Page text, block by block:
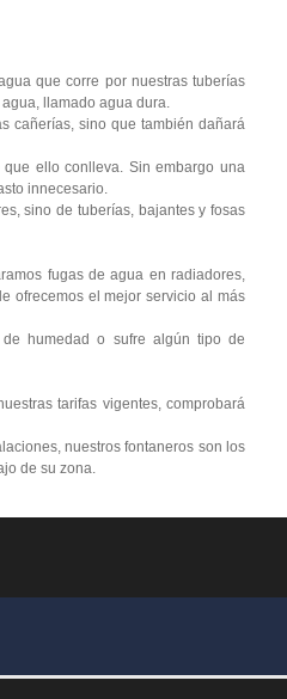
que corre por nuestras tuberías
llamado agua dura.
cañerías, sino que también dañará
ello conlleva. Sin embargo una
innecesario.
sino de tuberías, bajantes y fosas
fugas de agua en radiadores,
ofrecemos el mejor servicio al más
humedad o sufre algún tipo de
tarifas vigentes, comprobará
nuestros fontaneros son los
de su zona.